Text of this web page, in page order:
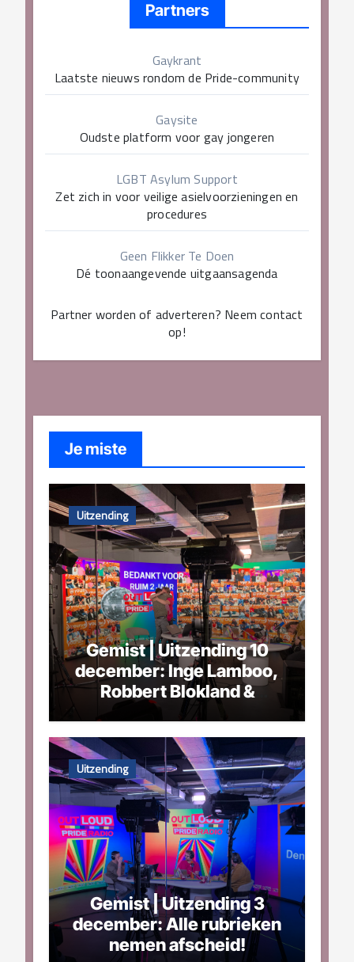
Partners
Gaykrant
Laatste nieuws rondom de Pride-community
Gaysite
Oudste platform voor gay jongeren
LGBT Asylum Support
Zet zich in voor veilige asielvoorzieningen en
procedures
Geen Flikker Te Doen
Dé toonaangevende uitgaansagenda
Partner worden of adverteren? Neem contact
op!
Je miste
Uitzending
Gemist | Uitzending 10
december: Inge Lamboo,
Robbert Blokland &
Mathijs Le Loux
Uitzending
Gemist | Uitzending 3
december: Alle rubrieken
nemen afscheid!